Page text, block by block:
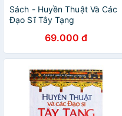
Sách - Huyền Thuật Và Các
Đạo Sĩ Tây Tạng
69.000 đ